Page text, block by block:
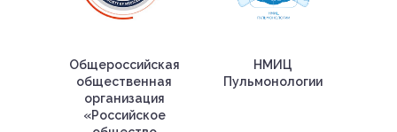
Общероссийская
общественная
организация
«Российское
НМИЦ
Пульмонологии